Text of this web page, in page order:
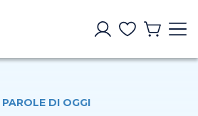
PAROLE DI OGGI